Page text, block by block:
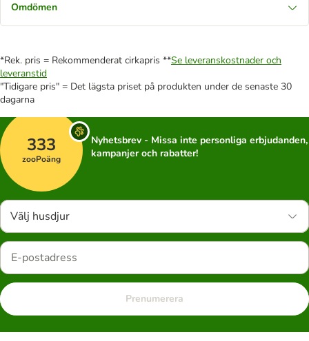
Omdömen
*Rek. pris = Rekommenderat cirkapris **Se leveranskostnader och
leveranstid
"Tidigare pris" = Det lägsta priset på produkten under de senaste 30
dagarna
333
zooPoäng
Nyhetsbrev - Missa inte personliga erbjudanden,
kampanjer och rabatter!
Välj husdjur
Prenumerera